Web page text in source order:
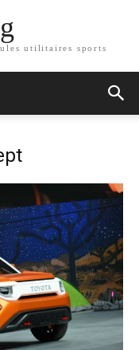
utilitaires sports